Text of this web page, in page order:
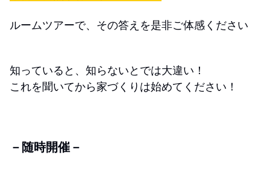
ルームツアーで、その答えを是非ご体感ください
知っていると、知らないとでは大違い！
これを聞いてから家づくりは始めてください！
－随時開催－